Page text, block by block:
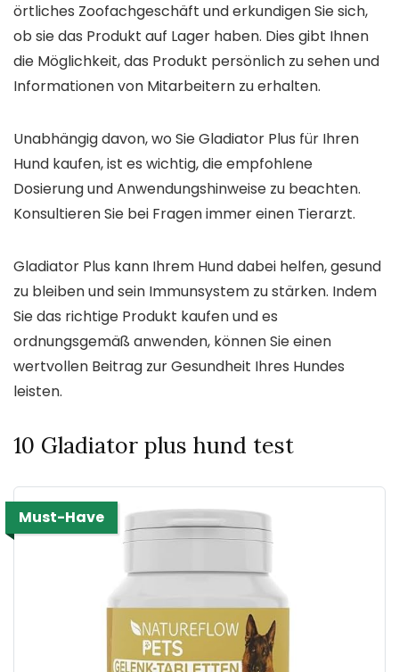
örtliches Zoofachgeschäft und erkundigen Sie sich,
ob sie das Produkt auf Lager haben. Dies gibt Ihnen
die Möglichkeit, das Produkt persönlich zu sehen und
Informationen von Mitarbeitern zu erhalten.
Unabhängig davon, wo Sie Gladiator Plus für Ihren
Hund kaufen, ist es wichtig, die empfohlene
Dosierung und Anwendungshinweise zu beachten.
Konsultieren Sie bei Fragen immer einen Tierarzt.
Gladiator Plus kann Ihrem Hund dabei helfen, gesund
zu bleiben und sein Immunsystem zu stärken. Indem
Sie das richtige Produkt kaufen und es
ordnungsgemäß anwenden, können Sie einen
wertvollen Beitrag zur Gesundheit Ihres Hundes
leisten.
10 Gladiator plus hund test
Must-Have